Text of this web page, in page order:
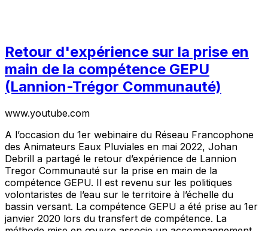
Retour d'expérience sur la prise en
main de la compétence GEPU
(Lannion-Trégor Communauté)
www.youtube.com
A l’occasion du 1er webinaire du Réseau Francophone
des Animateurs Eaux Pluviales en mai 2022, Johan
Debrill a partagé le retour d’expérience de Lannion
Tregor Communauté sur la prise en main de la
compétence GEPU. Il est revenu sur les politiques
volontaristes de l’eau sur le territoire à l’échelle du
bassin versant. La compétence GEPU a été prise au 1er
janvier 2020 lors du transfert de compétence. La